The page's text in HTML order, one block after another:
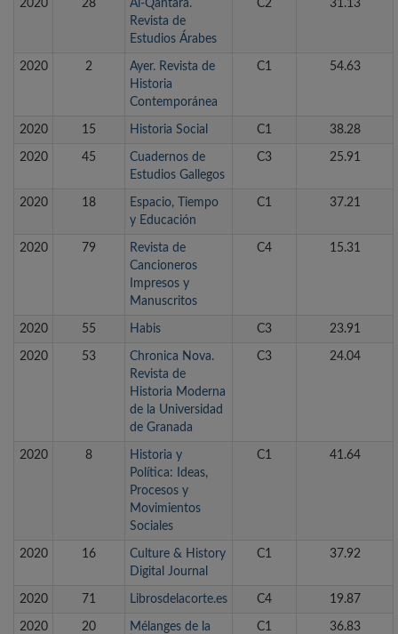
2020 28
Al-Qantara.
Revista de
Estudios Árabes
C2 31.13
2020 2
Ayer. Revista de
Historia
Contemporánea
C1 54.63
2020 15 Historia Social C1 38.28
2020 45
Cuadernos de
Estudios Gallegos
C3 25.91
2020 18
Espacio, Tiempo
y Educación
C1 37.21
2020 79
Revista de
Cancioneros
Impresos y
Manuscritos
C4 15.31
2020 55 Habis C3 23.91
2020 53
Chronica Nova.
Revista de
Historia Moderna
de la Universidad
de Granada
C3 24.04
2020 8
Historia y
Política: Ideas,
Procesos y
Movimientos
Sociales
C1 41.64
2020 16
Culture & History
Digital Journal
C1 37.92
2020 71 Librosdelacorte.es C4 19.87
2020 20
Mélanges de la
C1 36.83